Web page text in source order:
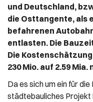
und Deutschland,
die Osttangente, als
befahrenen
entlasten. Die
Die
230 Mio. auf 2.59
Da es sich um ein für
städtebauliches Projekt